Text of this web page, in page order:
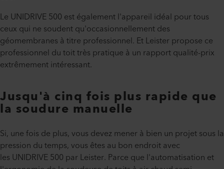
Le UNIDRIVE 500 est également l'appareil idéal pour tous
ceux qui ne soudent qu'occasionnellement des
géomembranes à titre professionnel. Et Leister propose ce
professionnel du toit très pratique à un rapport qualité-prix
extrêmement intéressant.
Jusqu'à cinq fois plus rapide que
la soudure manuelle
Si, une fois de plus, vous devez mener à bien un projet sous la
pression du temps, vous êtes au bon endroit avec
les UNIDRIVE 500 par Leister. Parce que l'automatisation et